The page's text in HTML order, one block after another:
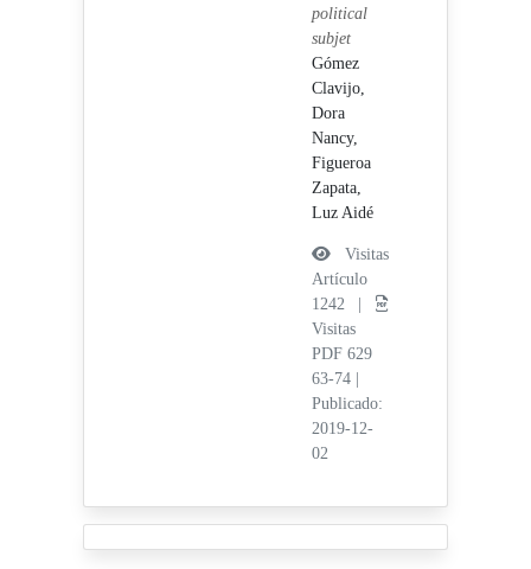
political
subjet
Gómez
Clavijo,
Dora
Nancy,
Figueroa
Zapata,
Luz Aidé
Visitas
Artículo
1242 |
Visitas
PDF 629
63-74
Publicado:
2019-12-
02